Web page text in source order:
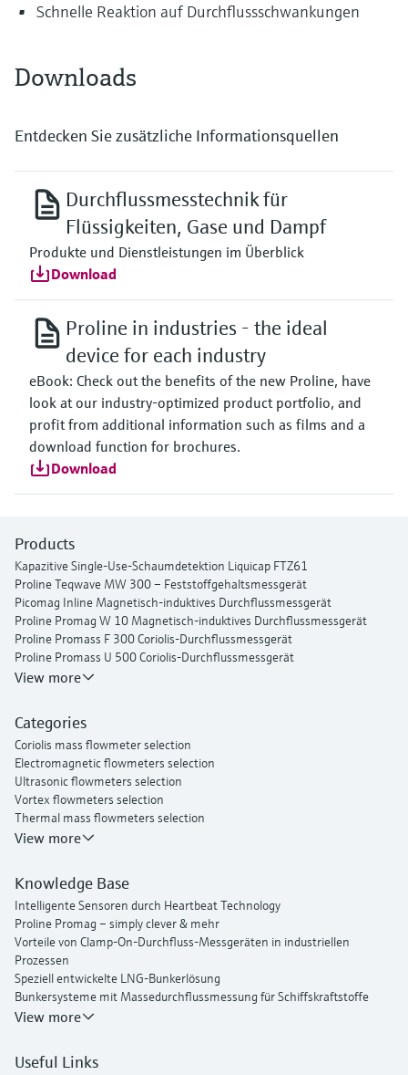
Schnelle Reaktion auf Durchflussschwankungen
Downloads
Entdecken Sie zusätzliche Informationsquellen
Durchflussmesstechnik für
Flüssigkeiten, Gase und Dampf
Produkte und Dienstleistungen im Überblick
Download
Proline in industries - the ideal
device for each industry
eBook: Check out the benefits of the new Proline, have
look at our industry-optimized product portfolio, and
profit from additional information such as films and a
download function for brochures.
Download
Products
Kapazitive Single-Use-Schaumdetektion Liquicap FTZ61
Proline Teqwave MW 300 – Feststoffgehaltsmessgerät
Picomag Inline Magnetisch-induktives Durchflussmessgerät
Proline Promag W 10 Magnetisch-induktives Durchflussmessgerät
Proline Promass F 300 Coriolis-Durchflussmessgerät
Proline Promass U 500 Coriolis-Durchflussmessgerät
Proline Prosonic Flow P 500 Ultraschall-Clamp-On-
Durchflussmessgerät
Proline Prowirl F 200 Wirbelzähler-Durchflussmessgerät
Proline t-mass I 300 Thermisches Massedurchflussmessgerät
View more
Categories
Coriolis mass flowmeter selection
Electromagnetic flowmeters selection
Ultrasonic flowmeters selection
Vortex flowmeters selection
Thermal mass flowmeters selection
View more
Knowledge Base
Intelligente Sensoren durch Heartbeat Technology
Proline Promag – simply clever & mehr
Vorteile von Clamp-On-Durchfluss-Messgeräten in industriellen
Prozessen
Speziell entwickelte LNG-Bunkerlösung
Bunkersysteme mit Massedurchflussmessung für Schiffskraftstoffe
Intelligente Lösungen für Wassernetze
View more
Useful Links